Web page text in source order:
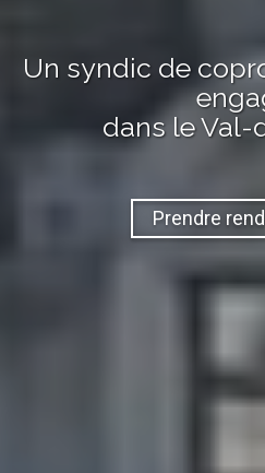
Un syndic de
dans le Val-
Prendre